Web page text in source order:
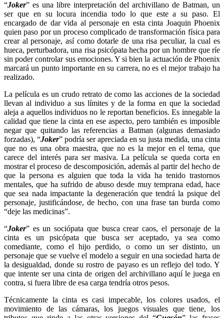
“Joker” es una libre interpretación del archivillano de Batman, un
ser que en su locura incendia todo lo que este a su paso. El
encargado de dar vida al personaje en esta cinta Joaquin Phoenix
quien paso por un proceso complicado de transformación física para
crear al personaje, así como dotarle de una risa peculiar, la cual es
hueca, perturbadora, una risa psicópata hecha por un hombre que ríe
sin poder controlar sus emociones. Y si bien la actuación de Phoenix
marcará un punto importante en su carrera, no es el mejor trabajo ha
realizado.
La película es un crudo retrato de como las acciones de la sociedad
llevan al individuo a sus límites y de la forma en que la sociedad
aleja a aquellos individuos no le reportan beneficios. Es innegable la
calidad que tiene la cinta en ese aspecto, pero también es imposible
negar que quitando las referencias a Batman (algunas demasiado
forzadas), “Joker” podría ser apreciada en su justa medida, una cinta
que no es una obra maestra, que no es la mejor en el tema, que
carece del interés para ser masiva. La película se queda corta en
mostrar el proceso de descomposición, además al partir del hecho de
que la persona es alguien que toda la vida ha tenido trastornos
mentales, que ha sufrido de abuso desde muy temprana edad, hace
que sea nada impactante la degeneración que tendrá la psique del
personaje, justificándose, de hecho, con una frase tan burda como
“deje las medicinas”.
“Joker” es un sociópata que busca crear caos, el personaje de la
cinta es un psicópata que busca ser aceptado, ya sea como
comediante, como el hijo perdido, o como un ser distinto, un
personaje que se vuelve el modelo a seguir en una sociedad harta de
la desigualdad, donde su rostro de payaso es un reflejo del todo. Y
que intente ser una cinta de origen del archivillano aquí le juega en
contra, si fuera libre de esa carga tendría otros pesos.
Técnicamente la cinta es casi impecable, los colores usados, el
movimiento de las cámaras, los juegos visuales que tiene, los